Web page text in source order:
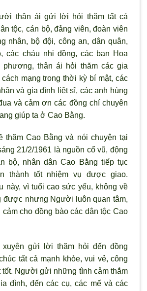
thân ái gửi lời hỏi thăm tất cả
tộc, cán bộ, đảng viên, đoàn viên
nhân, bộ đội, công an, dân quân,
các cháu nhi đồng, các bạn Hoa
thân ái hỏi thăm các gia
mạng trong thời kỳ bí mật, các
và gia đình liệt sĩ, các anh hùng
và cảmơn các đồng chí chuyên
giúp ta ở Cao Bằng.
thăm Cao Bằng và nói chuyện tại
21/2/1961 là nguồn cổ vũ, động
bộ, nhân dân Cao Bằng tiếp tục
thành tốt nhiệm vụ được giao.
này, vì tuổi cao sức yếu, không về
được nhưng Người luôn quan tâm,
cho đồng bào các dân tộc Cao
gửi lời thăm hỏi đến đồng
tất cả mạnh khỏe, vui vẻ, công
tốt. Người gửi những tình cảm thắm
đình, đến các cụ, các mế và các